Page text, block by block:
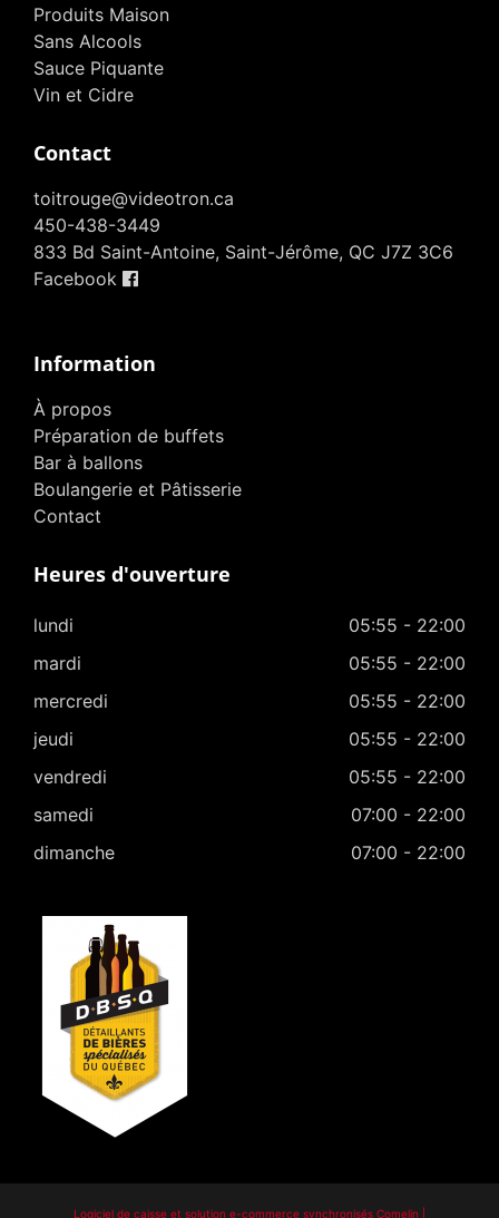
Produits Maison
Sans Alcools
Sauce Piquante
Vin et Cidre
Contact
toitrouge@videotron.ca
450-438-3449
833 Bd Saint-Antoine, Saint-Jérôme, QC J7Z 3C6
Facebook
Information
À propos
Préparation de buffets
Bar à ballons
Boulangerie et Pâtisserie
Contact
Heures d'ouverture
lundi
05:55 - 22:00
mardi
05:55 - 22:00
mercredi
05:55 - 22:00
jeudi
05:55 - 22:00
vendredi
05:55 - 22:00
samedi
07:00 - 22:00
dimanche
07:00 - 22:00
Logiciel de caisse et solution e-commerce synchronisés Comelin |